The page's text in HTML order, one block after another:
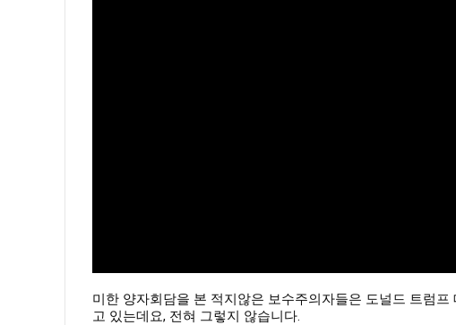
미한 양자회담을 본 적지않은 보수주의자들은 도널드 트럼
고 있는데요, 전혀 그렇지 않습니다.